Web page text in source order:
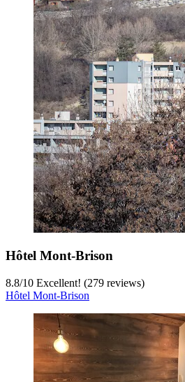
Hôtel Mont-Brison
8.8/10 Excellent! (279 reviews)
Hôtel Mont-Brison